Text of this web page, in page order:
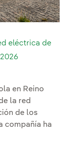
eléctrica de
en Reino
la red
de los
compañía ha